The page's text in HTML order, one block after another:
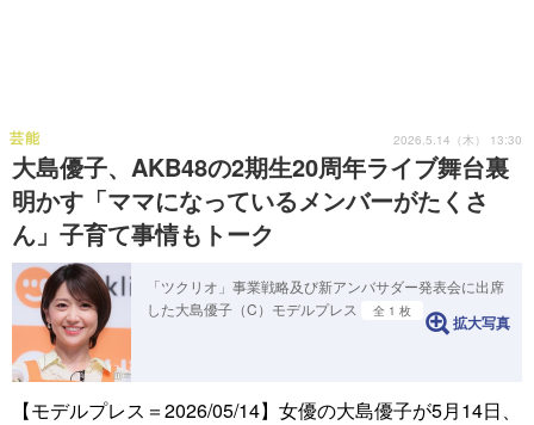
大島優子、AKB48の2期生20周年ライブ舞台裏
明かす「ママになっているメンバーがたくさ
ん」子育て事情もトーク
芸能 2026.5.14（木） 13:30
「ツクリオ」事業戦略及び新アンバサダー発表会に出席
した大島優子（C）モデルプレス
全 1 枚
拡大写真
【モデルプレス＝2026/05/14】女優の大島優子が5月14日、